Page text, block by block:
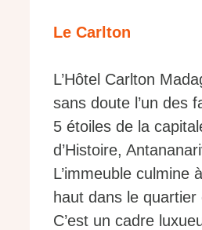
Le Carlton
L’Hôtel Carlton
sans doute l’un des
5 étoiles de la
d’Histoire,
L’immeuble culmine
haut dans le quartier
C’est un cadre